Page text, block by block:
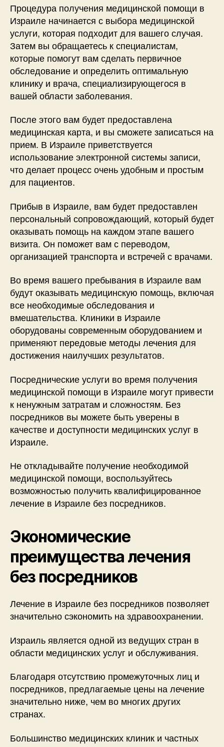
Процедура получения медицинской помощи в
Израиле начинается с выбора медицинской
услуги, которая подходит для вашего случая.
Затем вы обращаетесь к специалистам,
которые помогут вам сделать первичное
обследование и определить оптимальную
клинику и врача, специализирующегося в
вашей области заболевания.
После этого вам будет предоставлена
медицинская карта, и вы сможете записаться на
прием. В Израиле приветствуется
использование электронной системы записи,
что делает процесс очень удобным и простым
для пациентов.
Прибыв в Израиле, вам будет предоставлен
персональный сопровождающий, который будет
оказывать помощь на каждом этапе вашего
визита. Он поможет вам с переводом,
организацией транспорта и встречей с врачами.
Во время вашего пребывания в Израиле вам
будут оказывать медицинскую помощь, включая
все необходимые обследования и
вмешательства. Клиники в Израиле
оборудованы современным оборудованием и
применяют передовые методы лечения для
достижения наилучших результатов.
Посреднические услуги во время получения
медицинской помощи в Израиле могут привести
к ненужным затратам и сложностям. Без
посредников вы можете быть уверены в
качестве и доступности медицинских услуг в
Израиле.
Не откладывайте получение необходимой
медицинской помощи, воспользуйтесь
возможностью получить квалифицированное
лечение в Израиле без посредников.
Экономические
преимущества лечения
без посредников
Лечение в Израиле без посредников позволяет
значительно сэкономить на здравоохранении.
Израиль является одной из ведущих стран в
области медицинских услуг и обслуживания.
Благодаря отсутствию промежуточных лиц и
посредников, предлагаемые цены на лечение
значительно ниже, чем во многих других
странах.
Большинство медицинских клиник и частных